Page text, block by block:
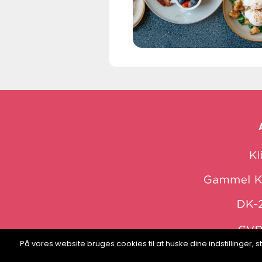
web:
På vores website bruges cookies til at huske dine